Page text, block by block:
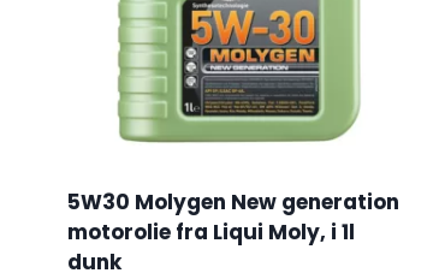
5W30 Molygen New generation
motorolie fra Liqui Moly, i 1l
dunk